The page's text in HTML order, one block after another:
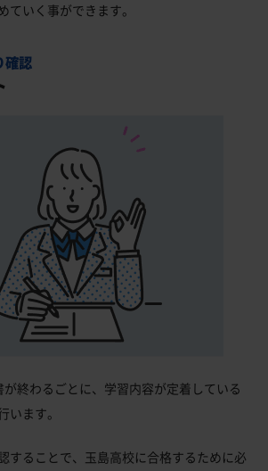
ていく事ができます。
確認
終わるごとに、学習内容が定着している
います。
することで、玉島高校に合格するために必